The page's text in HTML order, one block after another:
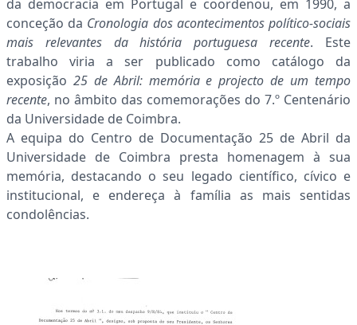
da democracia em Portugal e coordenou, em 1990, a
conceção da Cronologia dos acontecimentos político-sociais
mais relevantes da história portuguesa recente. Este
trabalho viria a ser publicado como catálogo da
exposição 25 de Abril: memória e projecto de um tempo
recente, no âmbito das comemorações do 7.º Centenário
da Universidade de Coimbra.
A equipa do Centro de Documentação 25 de Abril da
Universidade de Coimbra presta homenagem à sua
memória, destacando o seu legado científico, cívico e
institucional, e endereça à família as mais sentidas
condolências.